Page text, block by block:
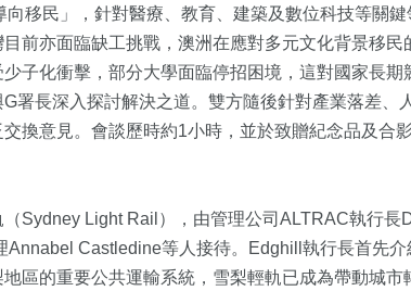
移民」，針對醫療、教育、建築及數位科技等關鍵
前亦面臨缺工挑戰，澳洲在應對多元文化背景移民
子化衝擊，部分大學面臨停招困境，這對國家長期
署長深入探討解決之道。雙方隨後針對產業落差、
換意見。會談歷時約1小時，並於致贈紀念品及合
Sydney Light Rail），由管理公司ALTRAC執行長
Castledine等人接待。Edghill執行長首先介
區的重要公共運輸系統，雪梨輕軌已成為帶動城市